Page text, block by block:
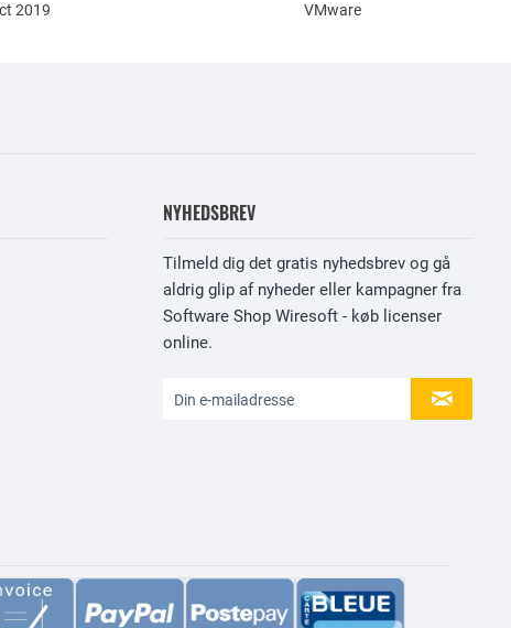
2019
VMware
NYHEDSBREV
Tilmeld dig det gratis nyhedsbrev og gå
aldrig glip af nyheder eller kampagner fra
Software Shop Wiresoft - køb licenser
online.